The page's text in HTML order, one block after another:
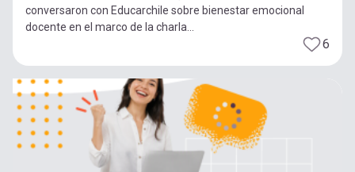
conversaron con Educarchile sobre bienestar emocional
docente en el marco de la charla...
6